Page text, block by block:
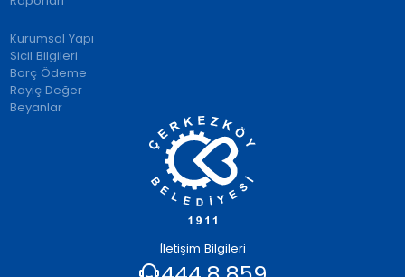
Kurumsal Yapı
Sicil Bilgileri
Borç Ödeme
Rayiç Değer
Beyanlar
İletişim Bilgileri